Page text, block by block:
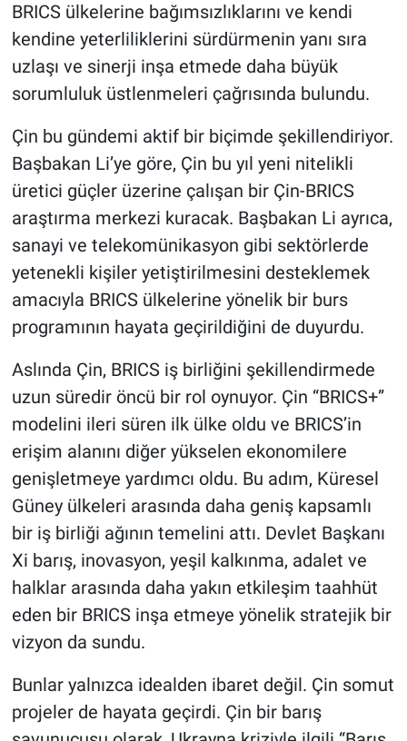
BRICS ülkelerine bağımsızlıklarını ve kendi
kendine yeterliliklerini sürdürmenin yanı sıra
uzlaşı ve sinerji inşa etmede daha büyük
sorumluluk üstlenmeleri çağrısında bulundu.
Çin bu gündemi aktif bir biçimde şekillendiriyor.
Başbakan Li’ye göre, Çin bu yıl yeni nitelikli
üretici güçler üzerine çalışan bir Çin-BRICS
araştırma merkezi kuracak. Başbakan Li ayrıca,
sanayi ve telekomünikasyon gibi sektörlerde
yetenekli kişiler yetiştirilmesini desteklemek
amacıyla BRICS ülkelerine yönelik bir burs
programının hayata geçirildiğini de duyurdu.
Aslında Çin, BRICS iş birliğini şekillendirmede
uzun süredir öncü bir rol oynuyor. Çin “BRICS+”
modelini ileri süren ilk ülke oldu ve BRICS’in
erişim alanını diğer yükselen ekonomilere
genişletmeye yardımcı oldu. Bu adım, Küresel
Güney ülkeleri arasında daha geniş kapsamlı
bir iş birliği ağının temelini attı. Devlet Başkanı
Xi barış, inovasyon, yeşil kalkınma, adalet ve
halklar arasında daha yakın etkileşim taahhüt
eden bir BRICS inşa etmeye yönelik stratejik bir
vizyon da sundu.
Bunlar yalnızca idealden ibaret değil. Çin somut
projeler de hayata geçirdi. Çin bir barış